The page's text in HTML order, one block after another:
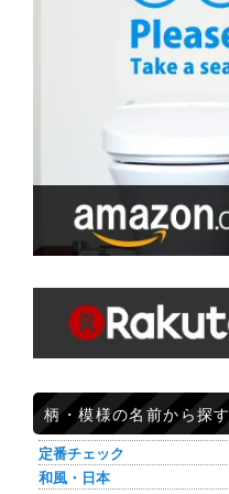
柄・模様の名前から探す
定番チェック
和風・日本